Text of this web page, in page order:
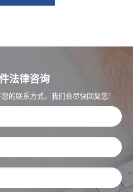
法律咨询
的联系方式，我们会尽快回复您！